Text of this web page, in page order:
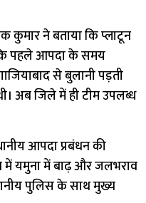
कुमार ने बताया कि प्लाटून
पहले आपदा के समय
से बुलानी पड़ती
अब जिले में ही टीम उपलब्ध
आपदा प्रबंधन की
में यमुना में बाढ़ और जलभराव
पुलिस के साथ मुख्य